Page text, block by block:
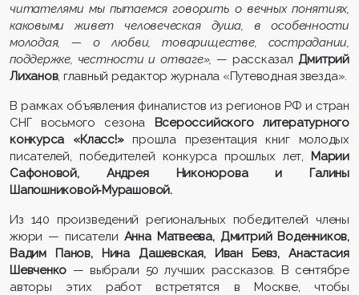
читателями мы пытаемся говорить о вечных понятиях,
каковыми живет человеческая душа, в особенности
молодая, — о любви, товариществе, сострадании,
поддержке, честности и отваге», — рассказал Дмитрий
Лиханов, главный редактор журнала «Путеводная звезда».
В рамках объявления финалистов из регионов РФ и стран
СНГ восьмого сезона Всероссийского литературного
конкурса «Класс!»прошла презентация книг молодых
писателей, победителей конкурса прошлых лет, Марии
Сафоновой, Андрея Никонорова и Галины
Шапошниковой‑Мурашовой.
Из 140 произведений региональных победителей члены
жюри — писатели Анна Матвеева, Дмитрий Воденников,
Вадим Панов, Нина Дашевская, Иван Бевз, Анастасия
Шевченко — выбрали 50 лучших рассказов. В сентябре
авторы этих работ встретятся в Москве, чтобы